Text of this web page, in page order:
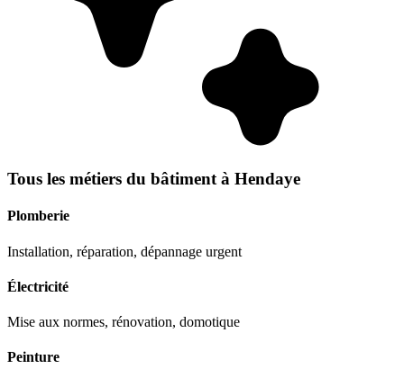
Tous les métiers du bâtiment à Hendaye
Plomberie
Installation, réparation, dépannage urgent
Électricité
Mise aux normes, rénovation, domotique
Peinture